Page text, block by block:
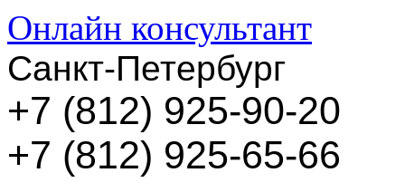
Онлайн консультант
Санкт-Петербург
+7 (812) 925-90-20
+7 (812) 925-65-66